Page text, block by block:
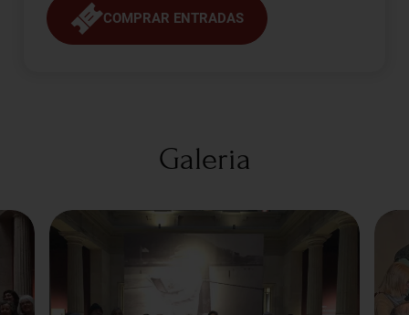
COMPRAR ENTRADAS
Galeria